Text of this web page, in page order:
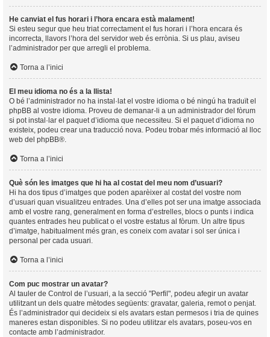
He canviat el fus horari i l’hora encara està malament!
Si esteu segur que heu triat correctament el fus horari i l’hora encara és
incorrecta, llavors l’hora del servidor web és errònia. Si us plau, aviseu
l’administrador per que arregli el problema.
Torna a l’inici
El meu idioma no és a la llista!
O bé l’administrador no ha instal·lat el vostre idioma o bé ningú ha traduït el
phpBB al vostre idioma. Proveu de demanar-li a un administrador del fòrum
si pot instal·lar el paquet d’idioma que necessiteu. Si el paquet d’idioma no
existeix, podeu crear una traducció nova. Podeu trobar més informació al lloc
web del phpBB®.
Torna a l’inici
Què són les imatges que hi ha al costat del meu nom d’usuari?
Hi ha dos tipus d’imatges que poden aparèixer al costat del vostre nom
d’usuari quan visualitzeu entrades. Una d’elles pot ser una imatge associada
amb el vostre rang, generalment en forma d’estrelles, blocs o punts i indica
quantes entrades heu publicat o el vostre estatus al fòrum. Un altre tipus
d’imatge, habitualment més gran, es coneix com avatar i sol ser única i
personal per cada usuari.
Torna a l’inici
Com puc mostrar un avatar?
Al tauler de Control de l’usuari, a la secció "Perfil", podeu afegir un avatar
utilitzant un dels quatre mètodes següents: gravatar, galeria, remot o penjat.
És l’administrador qui decideix si els avatars estan permesos i tria de quines
maneres estan disponibles. Si no podeu utilitzar els avatars, poseu-vos en
contacte amb l’administrador.